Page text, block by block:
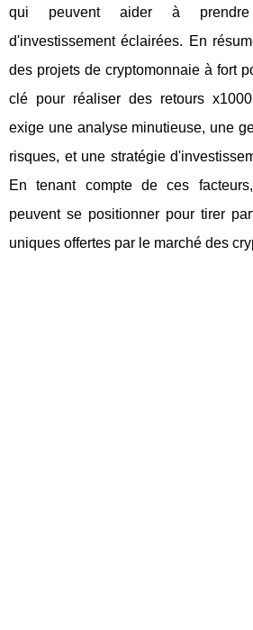
qui peuvent aider à
d'investissement éclairées. En
des projets de cryptomonnaie à fort
clé pour réaliser des retours
exige une analyse minutieuse, une
risques, et une stratégie
En tenant compte de ces
peuvent se positionner pour tirer
uniques offertes par le marché des